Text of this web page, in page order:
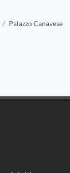
Palazzo Canavese